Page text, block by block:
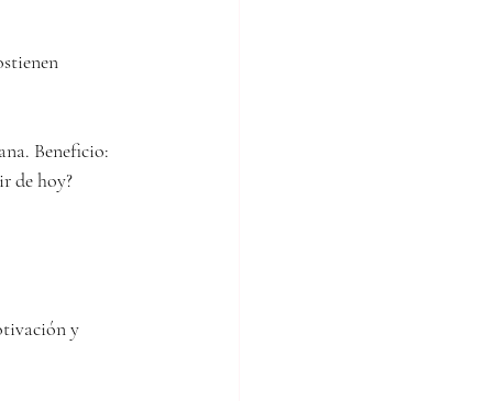
Beneficio:
de hoy?
y